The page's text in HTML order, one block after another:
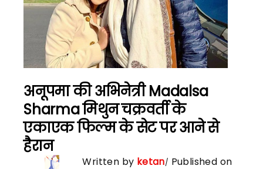
अनूपमा की अभिनेत्री Madalsa
Sharma मिथुन चक्रवर्ती के
एकाएक फिल्म के सेट पर आने से
हैरान
Written by ketan Published on